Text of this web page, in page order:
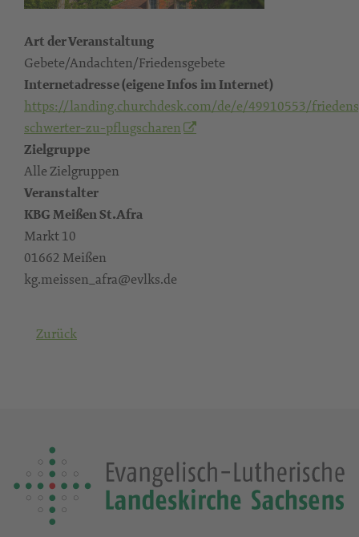
Art der Veranstaltung
Gebete/Andachten/Friedensgebete
Internetadresse (eigene Infos im Internet)
https://landing.churchdesk.com/de/e/49910553/
schwerter-zu-pflugscharen
Zielgruppe
Alle Zielgruppen
Veranstalter
KBG Meißen St.Afra
Markt 10
01662 Meißen
kg.meissen_afra@evlks.de
Zurück